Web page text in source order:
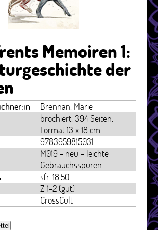
Memoiren 1:
der
Brennan, Marie
brochiert, 394 Seiten,
Format 13 x 18 cm
9783959815031
M019 - neu - leichte
Gebrauchsspuren
sfr. 18.50
Z 1-2 (gut)
CrossCult